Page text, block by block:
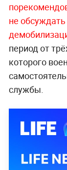
не
период от
которого
службы.